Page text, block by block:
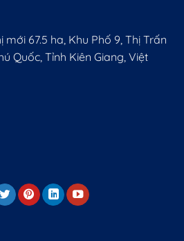
mới 67.5 ha, Khu Phố 9, Thị Trấn
Quốc, Tỉnh Kiên Giang, Việt